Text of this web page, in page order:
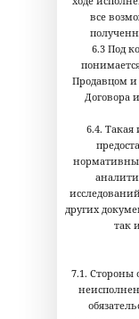
все
6.3 Под
Продавцом и
Договора
6.4.
других
так
7.1. Стороны